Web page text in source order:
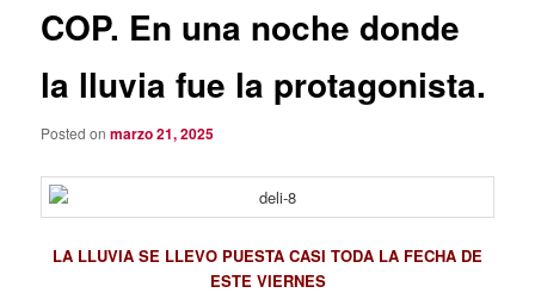
COP. En una noche donde
la lluvia fue la protagonista.
Posted onmarzo 21, 2025
LA LLUVIA SE LLEVO PUESTA CASI TODA LA FECHA DE
ESTE VIERNES